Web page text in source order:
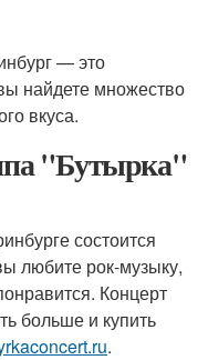
— это
найдете множество
вкуса.
"Бутырка"
состоится
любите рок-музыку,
Концерт
больше и купить
.